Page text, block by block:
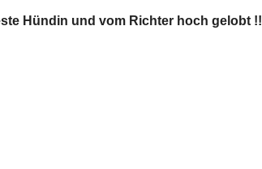
Hündin und vom Richter hoch gelobt !!